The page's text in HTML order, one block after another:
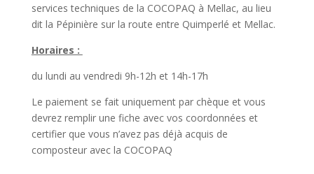
services techniques de la COCOPAQ à Mellac, au lieu
dit la Pépinière sur la route entre Quimperlé et Mellac.
Horaires :
du lundi au vendredi 9h-12h et 14h-17h
Le paiement se fait uniquement par chèque et vous
devrez remplir une fiche avec vos coordonnées et
certifier que vous n’avez pas déjà acquis de
composteur avec la COCOPAQ